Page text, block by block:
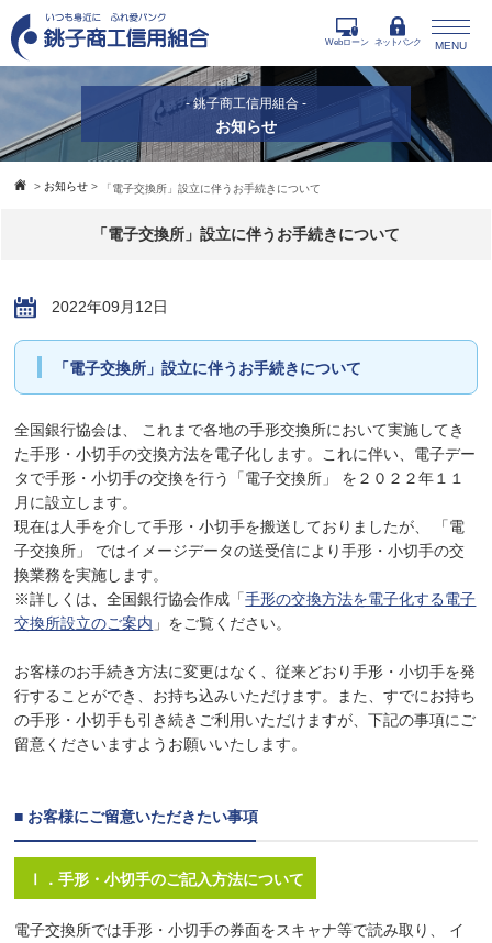
MENU
Webローン ネットバンク
- 銚子商工信用組合 -
お知らせ
> お知らせ > 「電子交換所」設立に伴うお手続きについて
「電子交換所」設立に伴うお手続きについて
2022年09月12日
「電子交換所」設立に伴うお手続きについて
全国銀行協会は、 これまで各地の手形交換所において実施してき
た手形・小切手の交換方法を電子化します。これに伴い、電子デー
タで手形・小切手の交換を行う「電子交換所」 を２０２２年１１
月に設立します。
現在は人手を介して手形・小切手を搬送しておりましたが、 「電
子交換所」 ではイメージデータの送受信により手形・小切手の交
換業務を実施します。
※詳しくは、全国銀行協会作成「手形の交換方法を電子化する電子
交換所設立のご案内 」をご覧ください。
お客様のお手続き方法に変更はなく、従来どおり手形・小切手を発
行することができ、お持ち込みいただけます。また、すでにお持ち
の手形・小切手も引き続きご利用いただけますが、下記の事項にご
留意くださいますようお願いいたします。
■ お客様にご留意いただきたい事項
Ⅰ．手形・小切手のご記入方法について
電子交換所では手形・小切手の券面をスキャナ等で読み取り、 イ